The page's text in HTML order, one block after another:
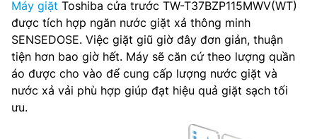
Máy giặt Toshiba cửa trước TW-T37BZP115MWV(WT)
được tích hợp ngăn nước giặt xả thông minh
SENSEDOSE. Việc giặt giũ giờ đây đơn giản, thuận
tiện hơn bao giờ hết. Máy sẽ căn cứ theo lượng quần
áo được cho vào để cung cấp lượng nước giặt và
nước xả vải phù hợp giúp đạt hiệu quả giặt sạch tối
ưu.